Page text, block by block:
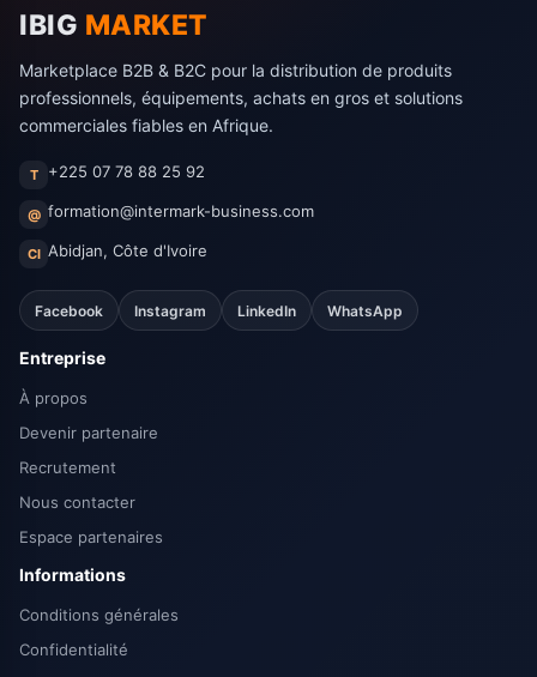
IBIG MARKET
Marketplace B2B & B2C pour la distribution de produits
professionnels, équipements, achats en gros et solutions
commerciales fiables en Afrique.
T +225 07 78 88 25 92
@ formation@intermark-business.com
CI Abidjan, Côte d'Ivoire
Facebook Instagram LinkedIn WhatsApp
Entreprise
À propos
Devenir partenaire
Recrutement
Nous contacter
Espace partenaires
Informations
Conditions générales
Confidentialité